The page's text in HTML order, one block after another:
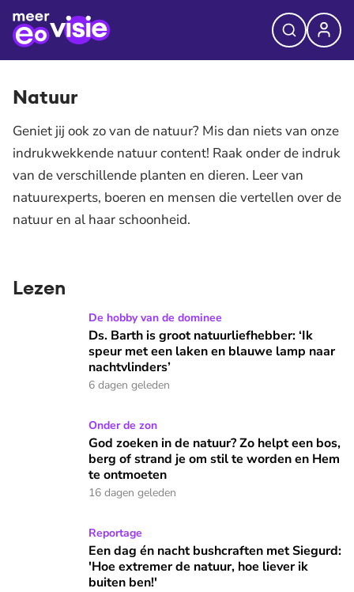
Natuur
Geniet jij ook zo van de natuur? Mis dan niets van onze
indrukwekkende natuur content! Raak onder de indruk
van de verschillende planten en dieren. Leer van
natuurexperts, boeren en mensen die vertellen over de
natuur en al haar schoonheid.
Lezen
Ds. Barth is groot natuurliefhebber: ‘Ik speur met een
De hobby van de dominee
Ds. Barth is groot natuurliefhebber: ‘Ik
speur met een laken en blauwe lamp naar
nachtvlinders’
6 dagen geleden
God zoeken in de natuur? Zo helpt een bos, berg of
Onder de zon
God zoeken in de natuur? Zo helpt een bos,
berg of strand je om stil te worden en Hem
te ontmoeten
16 dagen geleden
Een dag én nacht bushcraften met Siegurd: 'Hoe extremer
Reportage
Een dag én nacht bushcraften met Siegurd:
'Hoe extremer de natuur, hoe liever ik
buiten ben!'